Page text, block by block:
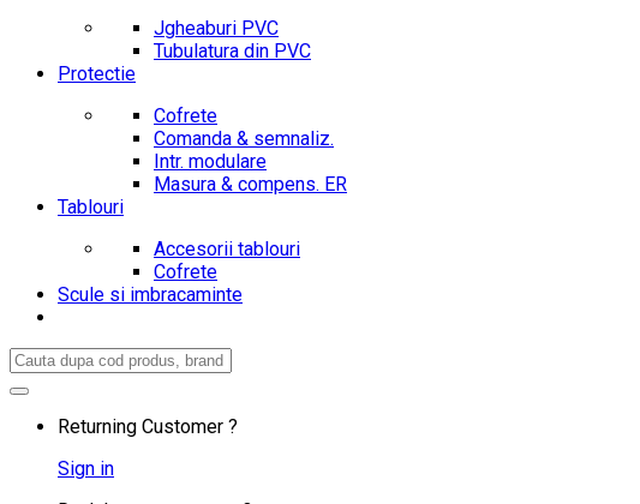
Jgheaburi PVC
Tubulatura din PVC
Protectie
Cofrete
Comanda & semnaliz.
Intr. modulare
Masura & compens. ER
Tablouri
Accesorii tablouri
Cofrete
Scule si imbracaminte
Search
for:
Returning Customer ?
Sign in